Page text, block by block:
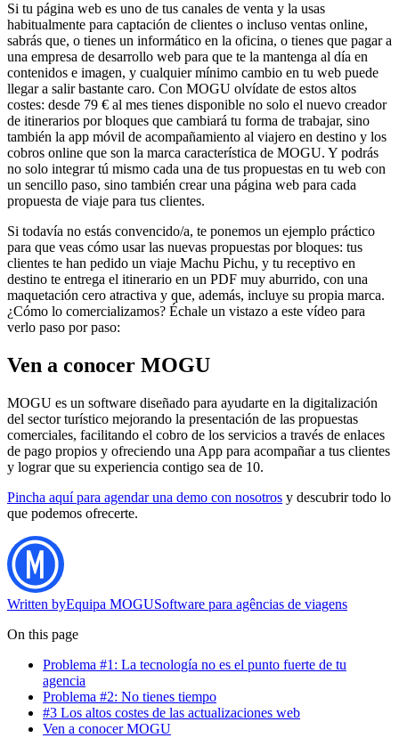
Si tu página web es uno de tus canales de venta y la usas
habitualmente para captación de clientes o incluso ventas online,
sabrás que, o tienes un informático en la oficina, o tienes que pagar a
una empresa de desarrollo web para que te la mantenga al día en
contenidos e imagen, y cualquier mínimo cambio en tu web puede
llegar a salir bastante caro. Con MOGU olvídate de estos altos
costes: desde 79 € al mes tienes disponible no solo el nuevo creador
de itinerarios por bloques que cambiará tu forma de trabajar, sino
también la app móvil de acompañamiento al viajero en destino y los
cobros online que son la marca característica de MOGU. Y podrás
no solo integrar tú mismo cada una de tus propuestas en tu web con
un sencillo paso, sino también crear una página web para cada
propuesta de viaje para tus clientes.
Si todavía no estás convencido/a, te ponemos un ejemplo práctico
para que veas cómo usar las nuevas propuestas por bloques: tus
clientes te han pedido un viaje Machu Pichu, y tu receptivo en
destino te entrega el itinerario en un PDF muy aburrido, con una
maquetación cero atractiva y que, además, incluye su propia marca.
¿Cómo lo comercializamos? Échale un vistazo a este vídeo para
verlo paso por paso:
Ven a conocer MOGU
MOGU es un software diseñado para ayudarte en la digitalización
del sector turístico mejorando la presentación de las propuestas
comerciales, facilitando el cobro de los servicios a través de enlaces
de pago propios y ofreciendo una App para acompañar a tus clientes
y lograr que su experiencia contigo sea de 10.
Pincha aquí para agendar una demo con nosotros y descubrir todo lo
que podemos ofrecerte.
Written byEquipa MOGUSoftware para agências de viagens
On this page
Problema #1: La tecnología no es el punto fuerte de tu
agencia
Problema #2: No tienes tiempo
#3 Los altos costes de las actualizaciones web
Ven a conocer MOGU